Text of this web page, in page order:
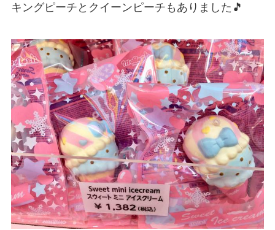
キングピーチとクイーンピーチもありました🎵